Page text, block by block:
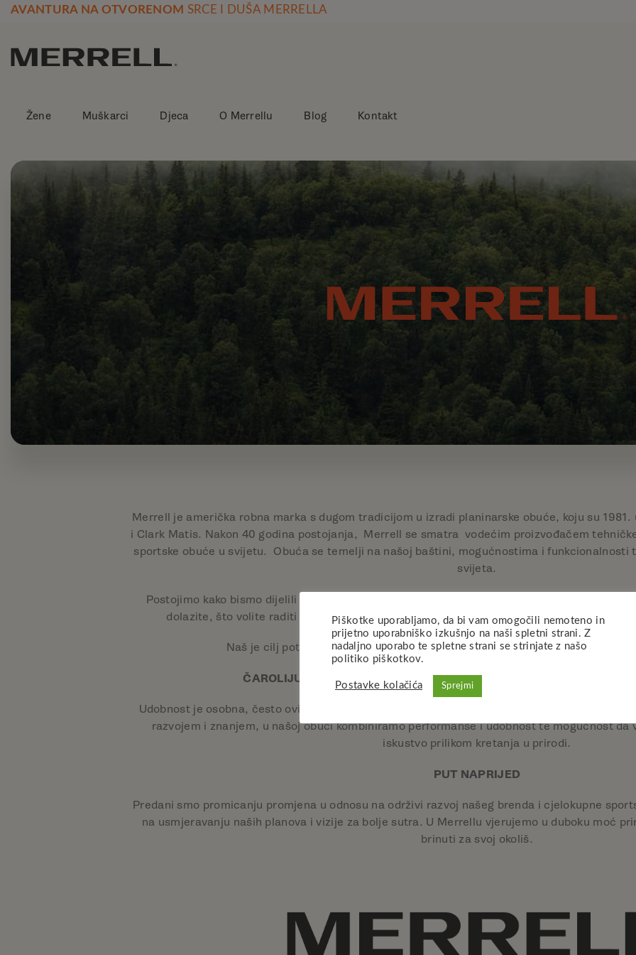
Skoči
AVANTURA NA OTVORENOM SRCE I DUŠA MERRELLA
Žene Muškarci Djeca O Merrellu Blog Kontakt
Merrell je američka robna marka s dugom tradicijom u izradi planinarske obuće, koju su
i Clark Matis. Nakon 40 godina postojanja, Merrell se smatra vodećim proizvođačem
sportske obuće u svijetu. Obuća se temelji na našoj baštini, mogućnostima i funkcionalnosti
svijeta.
Postojimo kako bismo dijelili jednostavnu moć kretanja na otvorenom. Vjerujemo da je put
dolazite, što volite raditi ili kako se krećete. Svi bismo trebali biti dobrodošli u prirodu
Naš je cilj potaknuti ljude da se kreću u prirodi kvalitetnom, svestranom i
ČAROLIJU TRAŽIMO U PERFORMANSAMA I PRILAGODLJIVOSTI
Udobnost je osobna, često ovisno o situaciji, često vrlo neobjašnjiva, ali kada je pronađemo
razvojem i znanjem, u našoj obući kombiniramo performanse i udobnost te mogućnost da
iskustvo prilikom kretanja u prirodi.
PUT NAPRIJED
Predani smo promicanju promjena u odnosu na održivi razvoj našeg brenda i cjelokupne
na usmjeravanju naših planova i vizije za bolje sutra. U Merrellu vjerujemo u duboku moć
brinuti za svoj okoliš.
Piškotke uporabljamo, da bi vam omogočili nemoteno in
prijetno uporabniško izkušnjo na naši spletni strani. Z
nadaljno uporabo te spletne strani se strinjate z našo
politiko piškotkov.
Postavke kolačića Sprejmi